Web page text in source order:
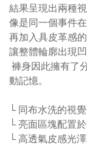
結果呈現出兩種視
像是同一個事件
再加入具皮革感
讓整體輪廓出現
褲身因此擁有了
動記憶。
└ 同布水洗的視
└ 亮面區塊配置
└ 高透氣皮感光